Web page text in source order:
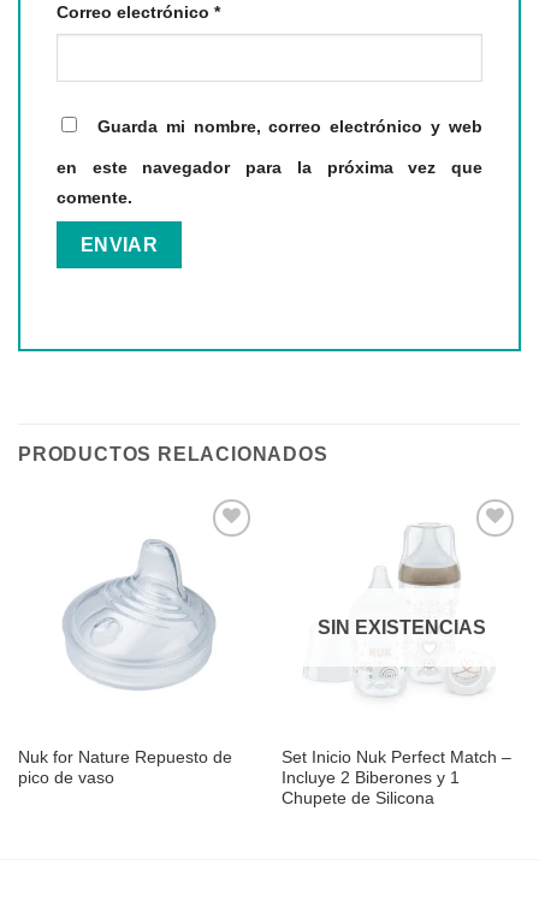
Correo electrónico *
Guarda mi nombre, correo electrónico y web
en este navegador para la próxima vez que
comente.
PRODUCTOS RELACIONADOS
Añadir
a la
lista de
deseos
Nuk for Nature Repuesto de
pico de vaso
a la
lista de
SIN EXISTENCIAS
Set Inicio Nuk Perfect Match –
Incluye 2 Biberones y 1
Chupete de Silicona